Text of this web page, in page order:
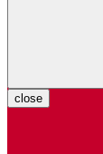
close